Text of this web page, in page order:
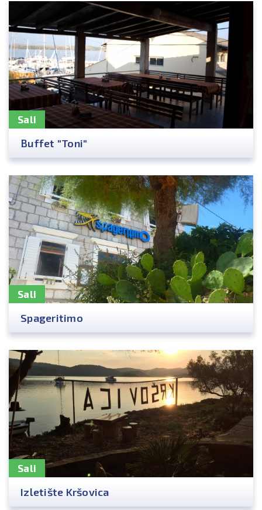
Sali
Buffet "Toni"
Sali
Spageritimo
Sali
Izletište Kršovica